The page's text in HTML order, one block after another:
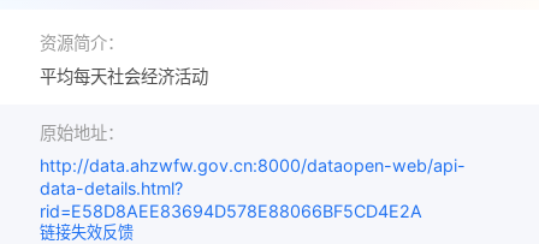
资源简介：
平均每天社会经济活动
原始地址：
http://data.ahzwfw.gov.cn:8000/dataopen-web/api-
data-details.html?
rid=E58D8AEE83694D578E88066BF5CD4E2A
链接失效反馈